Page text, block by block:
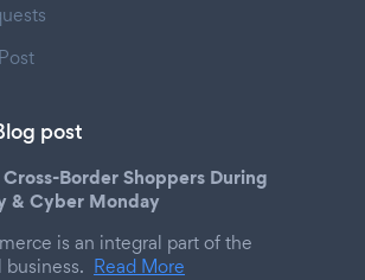
post
Border Shoppers During
& Cyber Monday
is an integral part of the
Read More